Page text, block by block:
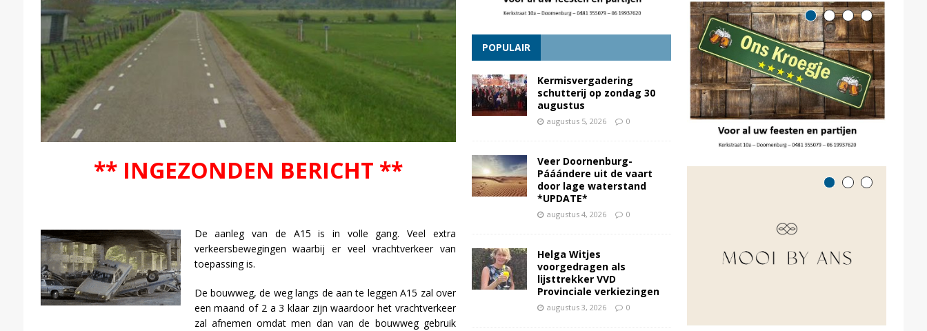
** INGEZONDEN BERICHT **
De aanleg van de A15 is in volle gang. Veel extra
verkeersbewegingen waarbij er veel vrachtverkeer van
toepassing is.
De bouwweg, de weg langs de aan te leggen A15 zal over
een maand of 2 a 3 klaar zijn waardoor het vrachtverkeer
zal afnemen omdat men dan van de bouwweg gebruik
POPULAIR
Kermisvergadering
schutterij op zondag 30
augustus
augustus 5, 2026 0
Veer Doornenburg-
Pááándere uit de vaart
door lage waterstand
*UPDATE*
augustus 4, 2026 0
Helga Witjes
voorgedragen als
lijsttrekker VVD
Provinciale verkiezingen
augustus 3, 2026 0